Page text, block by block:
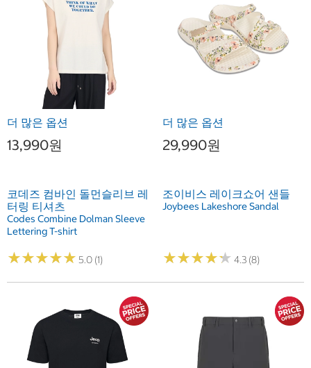
더 많은 옵션
13,990원
코데즈 컴바인 돌먼슬리브 레
터링 티셔츠
Codes Combine Dolman Sleeve
Lettering T-shirt
★★★★★
★★★★★ 5.0 (1)
더 많은 옵션
29,990원
조이비스 레이크쇼어 샌들
Joybees Lakeshore Sandal
★★★★★
★★★★★ 4.3 (8)